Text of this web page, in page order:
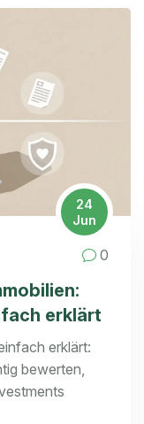
24
Jun
0
erklärt
erklärt:
bewerten,